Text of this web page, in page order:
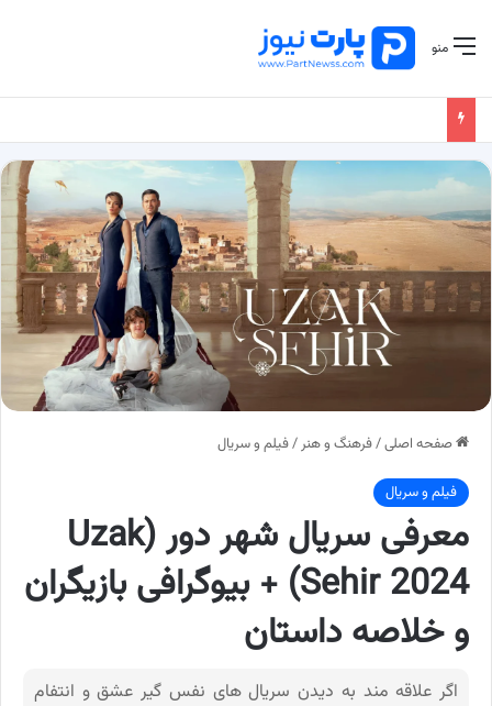
منو
صفحه اصلی/فرهنگ و هنر /فیلم و سریال
فیلم و سریال
معرفی سریال شهر دور (Uzak
Sehir 2024) + بیوگرافی بازیگران
و خلاصه داستان
اگر علاقه مند به دیدن سریال های نفس گیر عشق و انتفام